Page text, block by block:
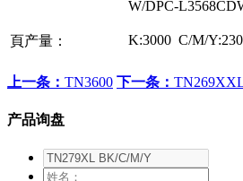
W/DPC-
頁产量： K:3000 C/M/
上一条： TN3600 下一条：
产品询盘